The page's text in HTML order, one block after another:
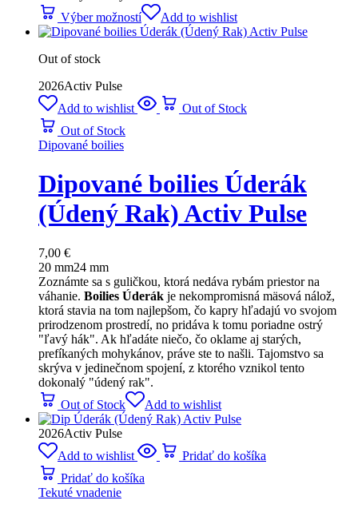
Výber možností
Add to wishlist
Out of stock
2026Activ Pulse
Add to wishlist
Out of Stock
Out of Stock
Dipované boilies
Dipované boilies Úderák
(Údený Rak) Activ Pulse
7,00 €
20 mm24 mm
Zoznámte sa s guličkou, ktorá nedáva rybám priestor na
váhanie. Boilies Úderák je nekompromisná mäsová nálož,
ktorá stavia na tom najlepšom, čo kapry hľadajú vo svojom
prirodzenom prostredí, no pridáva k tomu poriadne ostrý
"ľavý hák". Ak hľadáte niečo, čo oklame aj starých,
prefíkaných mohykánov, práve ste to našli. Tajomstvo sa
skrýva v jedinečnom spojení, z ktorého vznikol tento
dokonalý "údený rak".
Out of Stock
Add to wishlist
2026Activ Pulse
Add to wishlist
Pridať do košíka
Pridať do košíka
Tekuté vnadenie